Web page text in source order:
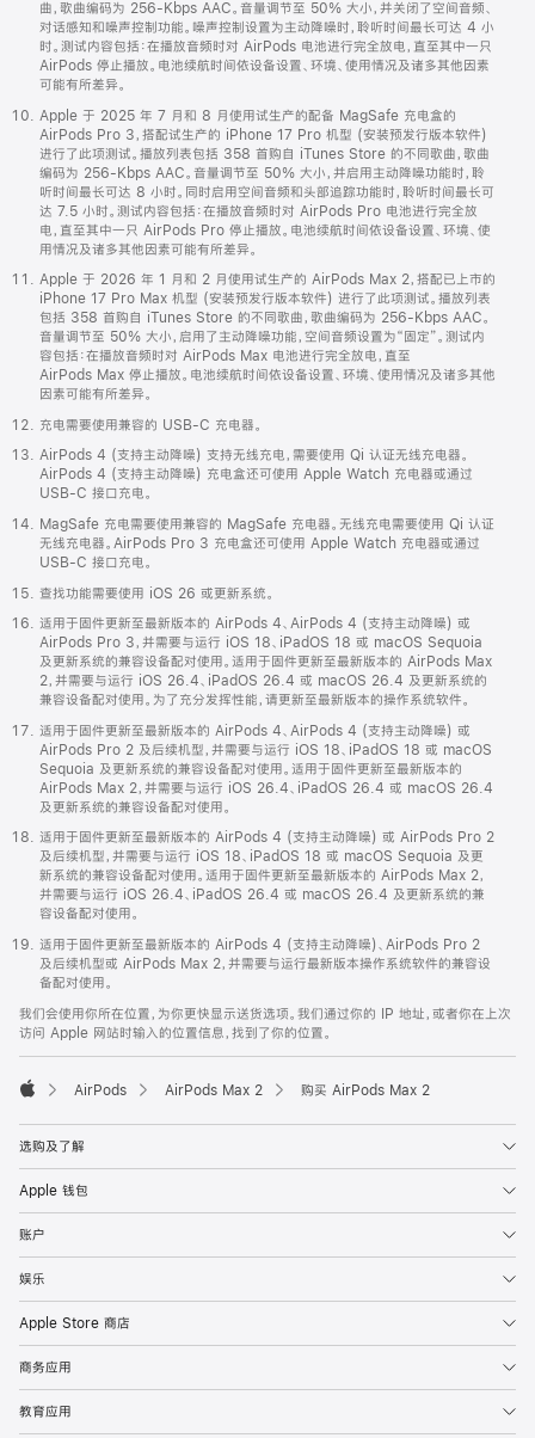
曲，歌曲编码为 256-Kbps AAC。音量调节至 50% 大小，并关闭了空间音频、
对话感知和噪声控制功能。噪声控制设置为主动降噪时，聆听时间最长可达 4 小
时。测试内容包括：在播放音频时对 AirPods 电池进行完全放电，直至其中一只
AirPods 停止播放。电池续航时间依设备设置、环境、使用情况及诸多其他因素
可能有所差异。
Apple 于 2025 年 7 月和 8 月使用试生产的配备 MagSafe 充电盒的
AirPods Pro 3，搭配试生产的 iPhone 17 Pro 机型 (安装预发行版本软件)
进行了此项测试。播放列表包括 358 首购自 iTunes Store 的不同歌曲，歌曲
编码为 256-Kbps AAC。音量调节至 50% 大小，并启用主动降噪功能时，聆
听时间最长可达 8 小时。同时启用空间音频和头部追踪功能时，聆听时间最长可
达 7.5 小时。测试内容包括：在播放音频时对 AirPods Pro 电池进行完全放
电，直至其中一只 AirPods Pro 停止播放。电池续航时间依设备设置、环境、使
用情况及诸多其他因素可能有所差异。
Apple 于 2026 年 1 月和 2 月使用试生产的 AirPods Max 2，搭配已上市的
iPhone 17 Pro Max 机型 (安装预发行版本软件) 进行了此项测试。播放列表
包括 358 首购自 iTunes Store 的不同歌曲，歌曲编码为 256-Kbps AAC。
音量调节至 50% 大小，启用了主动降噪功能，空间音频设置为“固定”。测试内
容包括：在播放音频时对 AirPods Max 电池进行完全放电，直至
AirPods Max 停止播放。电池续航时间依设备设置、环境、使用情况及诸多其他
因素可能有所差异。
充电需要使用兼容的 USB-C 充电器。
AirPods 4 (支持主动降噪) 支持无线充电，需要使用 Qi 认证无线充电器。
AirPods 4 (支持主动降噪) 充电盒还可使用 Apple Watch 充电器或通过
USB-C 接口充电。
MagSafe 充电需要使用兼容的 MagSafe 充电器。无线充电需要使用 Qi 认证
无线充电器。AirPods Pro 3 充电盒还可使用 Apple Watch 充电器或通过
USB-C 接口充电。
查找功能需要使用 iOS 26 或更新系统。
适用于固件更新至最新版本的 AirPods 4、AirPods 4 (支持主动降噪) 或
AirPods Pro 3，并需要与运行 iOS 18、iPadOS 18 或 macOS Sequoia
及更新系统的兼容设备配对使用。适用于固件更新至最新版本的 AirPods Max
2，并需要与运行 iOS 26.4、iPadOS 26.4 或 macOS 26.4 及更新系统的
兼容设备配对使用。为了充分发挥性能，请更新至最新版本的操作系统软件。
适用于固件更新至最新版本的 AirPods 4、AirPods 4 (支持主动降噪) 或
AirPods Pro 2 及后续机型，并需要与运行 iOS 18、iPadOS 18 或 macOS
Sequoia 及更新系统的兼容设备配对使用。适用于固件更新至最新版本的
AirPods Max 2，并需要与运行 iOS 26.4、iPadOS 26.4 或 macOS 26.4
及更新系统的兼容设备配对使用。
适用于固件更新至最新版本的 AirPods 4 (支持主动降噪) 或 AirPods Pro 2
及后续机型，并需要与运行 iOS 18、iPadOS 18 或 macOS Sequoia 及更
新系统的兼容设备配对使用。适用于固件更新至最新版本的 AirPods Max 2，
并需要与运行 iOS 26.4、iPadOS 26.4 或 macOS 26.4 及更新系统的兼
容设备配对使用。
适用于固件更新至最新版本的 AirPods 4 (支持主动降噪)、AirPods Pro 2
及后续机型或 AirPods Max 2，并需要与运行最新版本操作系统软件的兼容设
备配对使用。
我们会使用你所在位置，为你更快显示送货选项。我们通过你的 IP 地址，或者你在上次
访问 Apple 网站时输入的位置信息，找到了你的位置。
AirPods AirPods Max 2 购买 AirPods Max 2
选购及了解
Apple 钱包
账户
娱乐
Apple Store 商店
商务应用
教育应用